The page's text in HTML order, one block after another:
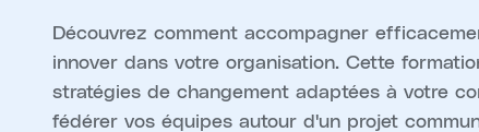
Découvrez comment accompagner
innover dans votre organisation. Cette
stratégies de changement adaptées à votre
fédérer vos équipes autour d'un projet